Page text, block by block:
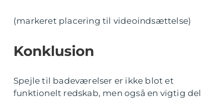
(markeret placering til videoindsættelse)
Konklusion
Spejle til badeværelser er ikke blot et
funktionelt redskab, men også en vigtig del